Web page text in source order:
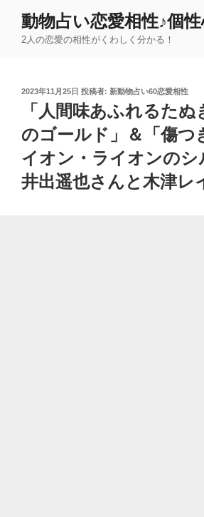
動物占い恋愛相性♪個
2人の恋愛の相性がくわしく分かる！
投
2023年11月25日 投稿者: 新動物占い60恋愛相性
「人間味あふれるたぬ
のゴールド」＆「傷つ
イオン・ライオンのシ
井出遥也さんと木津レ